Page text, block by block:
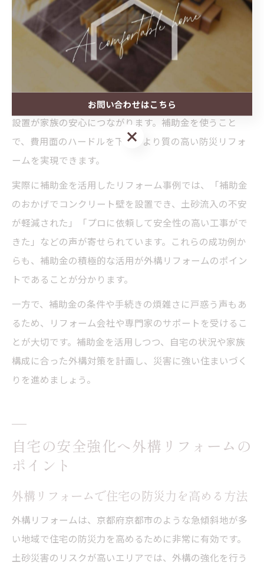
み、外構の安全性向上につながります。
リフォーム補助金の活用で外構安全性を向上
リフォーム補助金を活用することで、外構の安全性を大
幅に向上させることが可能です。特に京都市の急傾斜地
や土砂災害警戒区域では、補助金による外壁や防護壁の
設置が家族の安心につながります。補助金を使うこと
で、費用面のハードルを下げ、より質の高い防災リフォ
ームを実現できます。
実際に補助金を活用したリフォーム事例では、「補助金
のおかげでコンクリート壁を設置でき、土砂流入の不安
が軽減された」「プロに依頼して安全性の高い工事がで
きた」などの声が寄せられています。これらの成功例か
らも、補助金の積極的な活用が外構リフォームのポイン
トであることが分かります。
一方で、補助金の条件や手続きの煩雑さに戸惑う声もあ
るため、リフォーム会社や専門家のサポートを受けるこ
とが大切です。補助金を活用しつつ、自宅の状況や家族
構成に合った外構対策を計画し、災害に強い住まいづく
りを進めましょう。
自宅の安全強化へ外構リフォームの
ポイント
外構リフォームで住宅の防災力を高める方法
外構リフォームは、京都府京都市のような急傾斜地が多
い地域で住宅の防災力を高めるために非常に有効です。
土砂災害のリスクが高いエリアでは、外構の強化を行う
お問い合わせはこちら
お問い合わせはこちら